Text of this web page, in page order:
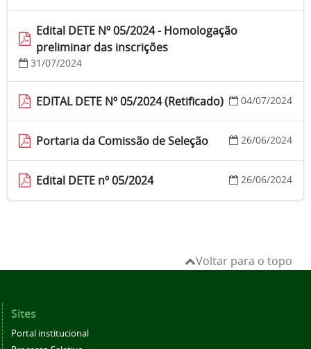
Edital DETE Nº 05/2024 - Homologação
preliminar das inscrições
31/07/2024
EDITAL DETE Nº 05/2024 (Retificado) 04/07/2024
Portaria da Comissão de Seleção 26/06/2024
Edital DETE nº 05/2024 26/06/2024
Voltar para o topo
Sites
Portal institucional